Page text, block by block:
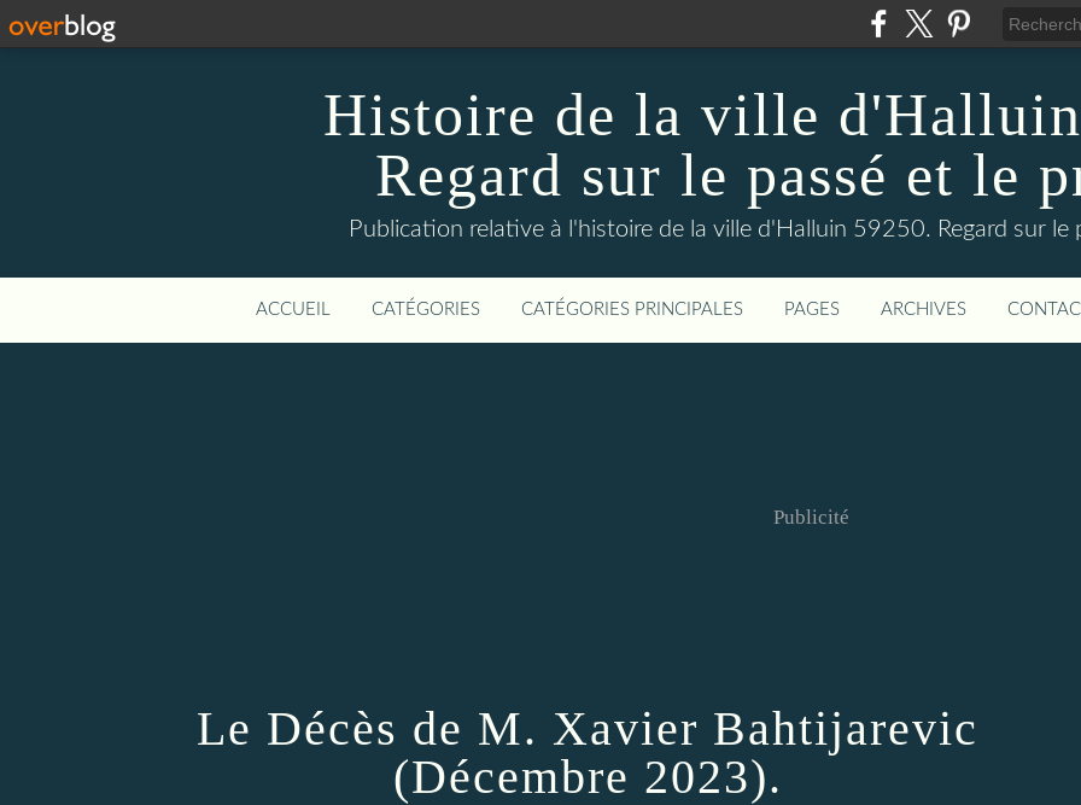
Histoire de la ville
Regard sur le passé et le
Publication relative à l'histoire de la ville d'Halluin 59250. Regard sur le
ACCUEIL CATÉGORIES CATÉGORIES PRINCIPALES PAGES ARCHIVES
Publicité
Le Décès de M. Xavier Bahtijarevic
(Décembre 2023).